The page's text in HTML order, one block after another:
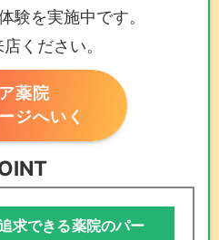
験を実施中です。
ください。
薬院
ジへいく
求できる薬院のパー